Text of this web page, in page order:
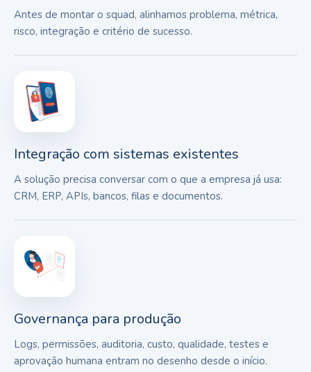
Antes de montar o squad, alinhamos problema, métrica,
risco, integração e critério de sucesso.
Integração com sistemas existentes
A solução precisa conversar com o que a empresa já usa:
CRM, ERP, APIs, bancos, filas e documentos.
Governança para produção
Logs, permissões, auditoria, custo, qualidade, testes e
aprovação humana entram no desenho desde o início.